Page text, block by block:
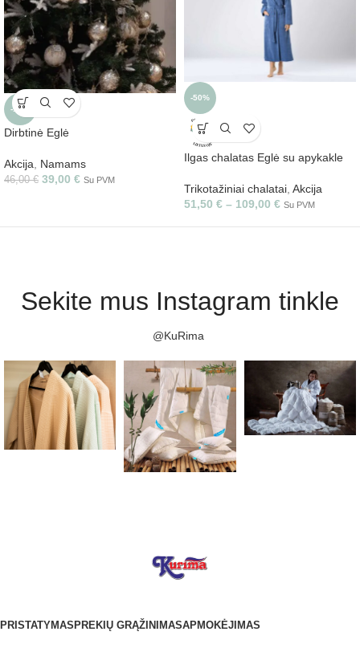
-15%
Dirbtinė Eglė
Akcija Namams
46,00€ 39,00 € Su PVM
-50%
Ilgas chalatas Eglė su apykakle
Trikotažiniai chalatai Akcija
51,50 € – 109,00 € Su PVM
Sekite mus Instagram tinkle
@KuRima
PRISTATYMAS PREKIŲ GRĄŽINIMASAPMOKĖJIMAS